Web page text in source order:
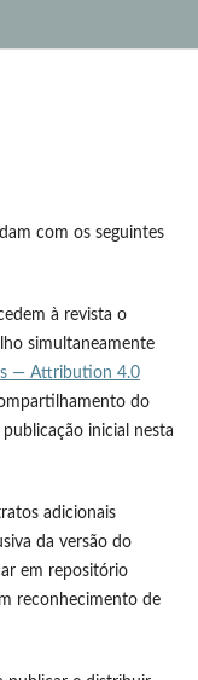
com os seguintes
à revista o
simultaneamente
— Attribution 4.0
do
inicial nesta
adicionais
da versão do
em repositório
reconhecimento de